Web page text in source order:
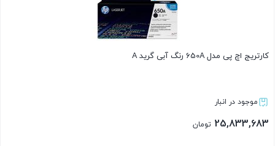
کارتریج اچ پی مدل 650A رنگ آبی گرید A
موجود در انبار
25,833,683 تومان